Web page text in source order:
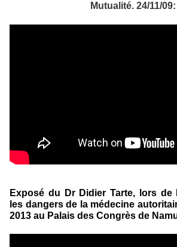
Mutualité. 24/11/09:
Exposé du Dr Didier Tarte, lors de
les dangers de la médecine
2013 au Palais des Congrès de